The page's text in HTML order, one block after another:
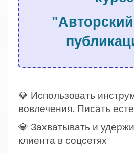
💎 Использовать
вовлечения. Писать
💎 Захватывать и
клиента в соцсетях